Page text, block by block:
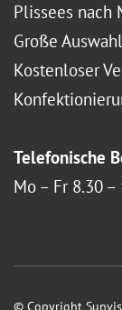
Plissees nach
Große
Kostenloser
Telefonische
Mo – Fr 8.30
© Copyright